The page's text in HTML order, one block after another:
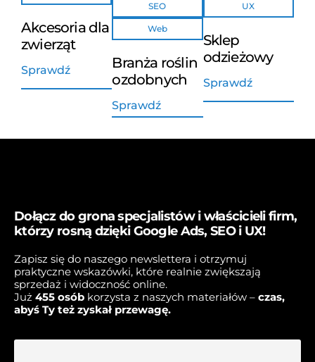
Akcesoria dla
zwierząt
Sprawdź
SEO
Web
Branża roślin
ozdobnych
Sprawdź
UX
Sklep
odzieżowy
Sprawdź
Dołącz do grona specjalistów i właścicieli firm,
którzy rosną dzięki Google Ads, SEO i UX!
Zapisz się do naszego newslettera i otrzymuj
praktyczne wskazówki, które realnie zwiększają
sprzedaż i widoczność online.
Już 455 osób korzysta z naszych materiałów – czas,
abyś Ty też zyskał przewagę.